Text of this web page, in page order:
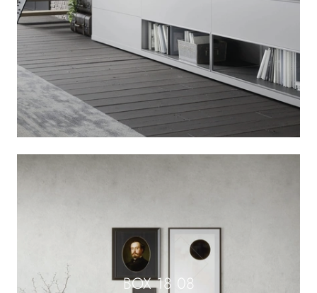
BOX 18 08